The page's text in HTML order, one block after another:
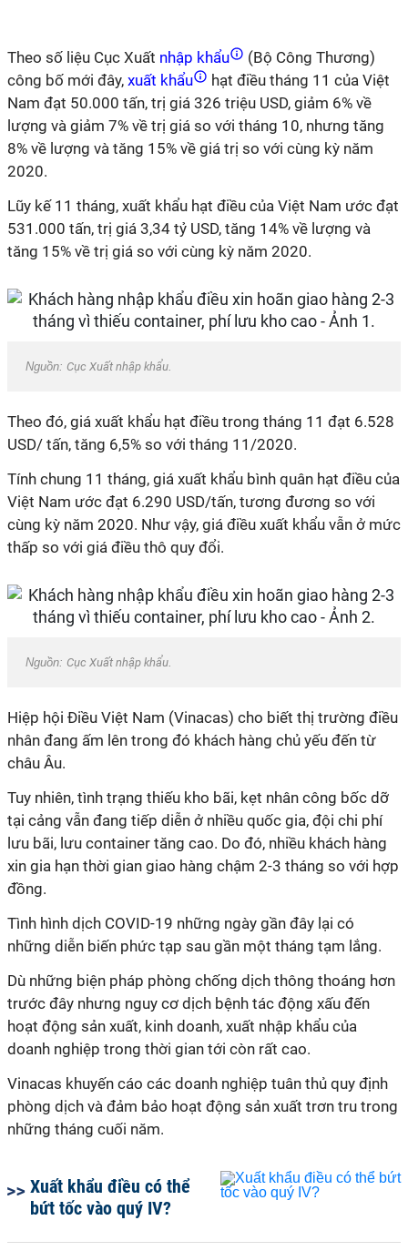
Theo số liệu Cục Xuất nhập khẩu
(Bộ Công Thương)
công bố mới đây, xuất khẩu
hạt điều tháng 11 của Việt
Nam đạt 50.000 tấn, trị giá 326 triệu USD, giảm 6% về
lượng và giảm 7% về trị giá so với tháng 10, nhưng tăng
8% về lượng và tăng 15% về giá trị so với cùng kỳ năm
2020.
Lũy kế 11 tháng, xuất khẩu hạt điều của Việt Nam ước đạt
531.000 tấn, trị giá 3,34 tỷ USD, tăng 14% về lượng và
tăng 15% về trị giá so với cùng kỳ năm 2020.
Nguồn: Cục Xuất nhập khẩu.
Theo đó, giá xuất khẩu hạt điều trong tháng 11 đạt 6.528
USD/ tấn, tăng 6,5% so với tháng 11/2020.
Tính chung 11 tháng, giá xuất khẩu bình quân hạt điều của
Việt Nam ước đạt 6.290 USD/tấn, tương đương so với
cùng kỳ năm 2020. Như vậy, giá điều xuất khẩu vẫn ở mức
thấp so với giá điều thô quy đổi.
Nguồn: Cục Xuất nhập khẩu.
Hiệp hội Điều Việt Nam (Vinacas) cho biết thị trường điều
nhân đang ấm lên trong đó khách hàng chủ yếu đến từ
châu Âu.
Tuy nhiên, tình trạng thiếu kho bãi, kẹt nhân công bốc dỡ
tại cảng vẫn đang tiếp diễn ở nhiều quốc gia, đội chi phí
lưu bãi, lưu container tăng cao. Do đó, nhiều khách hàng
xin gia hạn thời gian giao hàng chậm 2-3 tháng so với hợp
đồng.
Tình hình dịch COVID-19 những ngày gần đây lại có
những diễn biến phức tạp sau gần một tháng tạm lắng.
Dù những biện pháp phòng chống dịch thông thoáng hơn
trước đây nhưng nguy cơ dịch bệnh tác động xấu đến
hoạt động sản xuất, kinh doanh, xuất nhập khẩu của
doanh nghiệp trong thời gian tới còn rất cao.
Vinacas khuyến cáo các doanh nghiệp tuân thủ quy định
phòng dịch và đảm bảo hoạt động sản xuất trơn tru trong
những tháng cuối năm.
Xuất khẩu điều có thể
bứt tốc vào quý IV?